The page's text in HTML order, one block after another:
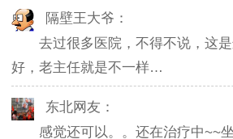
隔壁王大爷：
去过很多医院，不得不说，这
好，老主任就是不一样…
东北网友：
感觉还可以。。还在治疗中~~